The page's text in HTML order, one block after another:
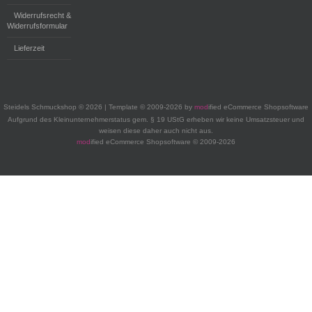
Widerrufsrecht &
Widerrufsformular
Lieferzeit
Steidels Schmuckshop © 2026 | Template © 2009-2026 by modified eCommerce Shopsoftware
Aufgrund des Kleinunternehmerstatus gem. § 19 UStG erheben wir keine Umsatzsteuer und
weisen diese daher auch nicht aus.
modified eCommerce Shopsoftware © 2009-2026